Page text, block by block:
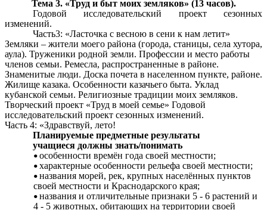
Тема 3. «Труд и быт моих земляков» (13 часов).
Годовой исследовательский проект сезонных
изменений.
Часть3: «Ласточка с весною в сени к нам летит»
Земляки – жители моего района (города, станицы, села хутора,
аула). Труженики родной земли. Профессии и место работы
членов семьи. Ремесла, распространенные в районе.
Знаменитые люди. Доска почета в населенном пункте, районе.
Жилище казака. Особенности казачьего быта. Уклад
кубанской семьи. Религиозные традиции моих земляков.
Творческий проект «Труд в моей семье» Годовой
исследовательский проект сезонных изменений.
Часть 4: «Здравствуй, лето!
Планируемые предметные результаты
учащиеся должны знать/понимать
особенности времён года своей местности;
характерные особенности рельефа своей местности;
названия морей, рек, крупных населённых пунктов
своей местности и Краснодарского края;
названия и отличительные признаки 5 - 6 растений и
4 - 5 животных, обитающих на территории своей